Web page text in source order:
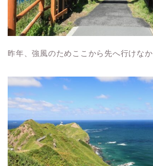
昨年、強風のためここから先へ行けなか